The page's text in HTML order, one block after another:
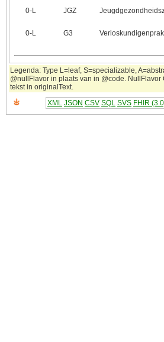
0‑L
JGZ
0‑L
G3
Legenda: Type L=leaf, S=specializable,
@nullFlavor in plaats van in @code.
tekst in originalText.
XML JSON CSV SQL SVS FHIR